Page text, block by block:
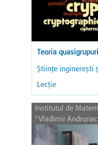
Teoria
Ştiinţe inginereşti
Lecție
Institutul de
"Vladimir